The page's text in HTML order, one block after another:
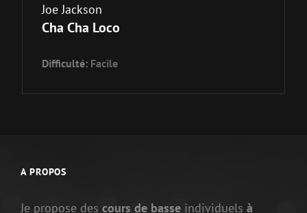
Joe Jackson
Cha Cha Loco
Difficulté: Facile
A PROPOS
Je propose des cours de basse individuels à